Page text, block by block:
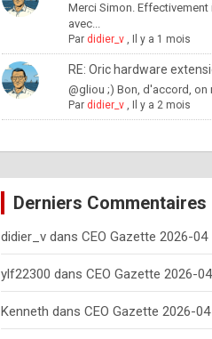
Merci Simon.
avec...
Par didier_v, Il y a 1 mois
RE: Oric hardware
@gliou ;) Bon, d'accord, on
Par didier_v, Il y a 2 mois
Derniers Commentaires
didier_vdans CEO Gazette 2026-04
ylf22300 dans CEO Gazette 2026-04
Kenneth dans CEO Gazette 2026-04